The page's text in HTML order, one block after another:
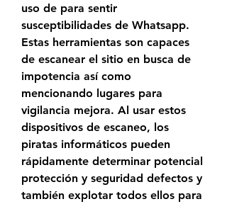
uso de para sentir
susceptibilidades de Whatsapp.
Estas herramientas son capaces
de escanear el sitio en busca de
impotencia así como
mencionando lugares para
vigilancia mejora. Al usar estos
dispositivos de escaneo, los
piratas informáticos pueden
rápidamente determinar potencial
protección y seguridad defectos y
también explotar todos ellos para